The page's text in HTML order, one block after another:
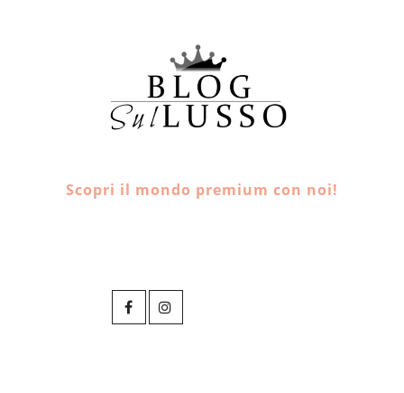
Scopri il mondo premium con noi!